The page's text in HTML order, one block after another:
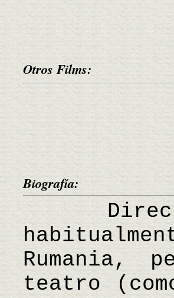
Otros Films:
Biografía:
Director
Rumania,
teatro